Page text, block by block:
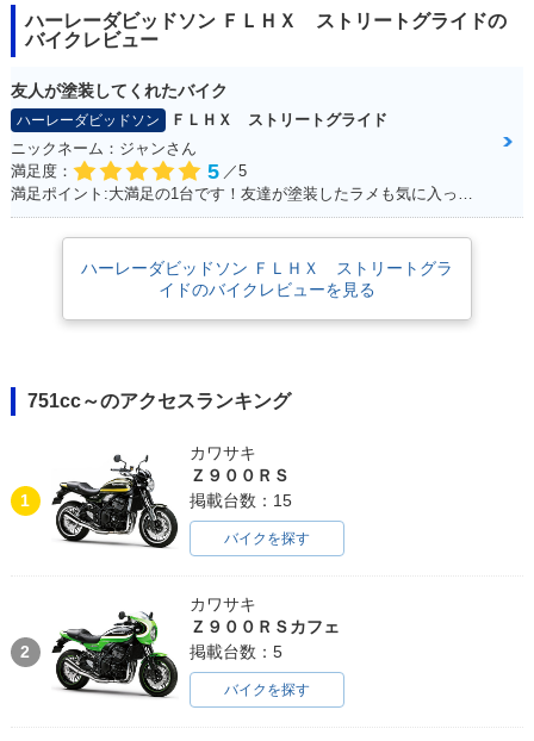
2007年 FLHX Stree
t Glide
t Glide
ハーレーダビッドソン ＦＬＨＸ ストリートグライドの
バイクレビュー
友人が塗装してくれたバイク
ハーレーダビッドソン
ＦＬＨＸ ストリートグライド
ニックネーム：ジャンさん
満足度：
5 ／5
満足ポイント:大満足の1台です！友達が塗装したラメも気に入ってます！
ハーレーダビッドソン ＦＬＨＸ ストリートグラ
イドのバイクレビューを見る
751cc～のアクセスランキング
1
カワサキ
Ｚ９００ＲＳ
掲載台数：15
バイクを探す
2
カワサキ
Ｚ９００ＲＳカフェ
掲載台数：5
バイクを探す